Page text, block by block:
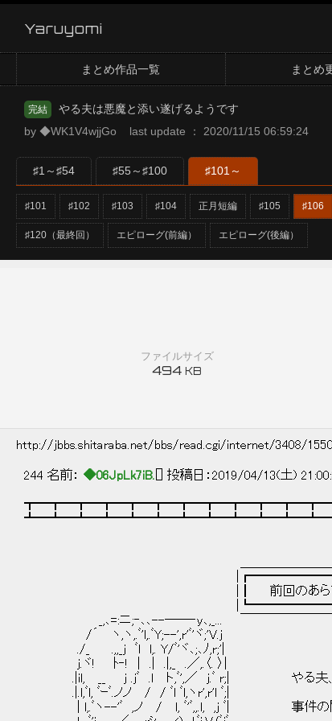
Yaruyomi
まとめ作品一覧 まとめ
完結
やる夫は悪魔と添い遂げるようです
by ◆WK1V4wjjGo last update ： 2020/11/15 06:59:24
♯1～♯54 ♯55～♯100 ♯101～
♯101 ♯102 ♯103 ♯104 正月短編 ♯105 ♯106
♯120（最終回） エピローグ(前編） エピローグ(後編）
ファイルサイズ
494 KB
http://jbbs.shitaraba.net/bbs/read.cgi/internet/3408/
244 名前： ◆06JpLk7iB. [] 投稿日：2019/04/13(土)
|┃ 前回のあらす
_,､=:ニ;‐､､--――‐y､,_... ￣￣￣￣￣￣￣￣
/´ ヽ,ヽ,.ﾞ'l,.ﾞY;--',r'ﾞ'ヾ;'V.j
./_ .,,_j ﾞl l,. Y/ﾞ'ヾ､;､ﾉ,r;'|
j.ヾ! ﾄ‐! | .| .|,_ .／,.〈. 〉|
.|il, __ j .jﾞ .l ト,ﾞ',／ j.ﾞ r;| やる夫、できる
.|.l,ﾞl, ﾞｰﾞ.ノノ / / ﾞl ﾞl,ヽr',r'l ﾞ;|
| l,.ﾞヽ--'ﾞ ,ノ / l, ﾞ'ﾞ,,.l, ,j ﾞ| 事件の関係者